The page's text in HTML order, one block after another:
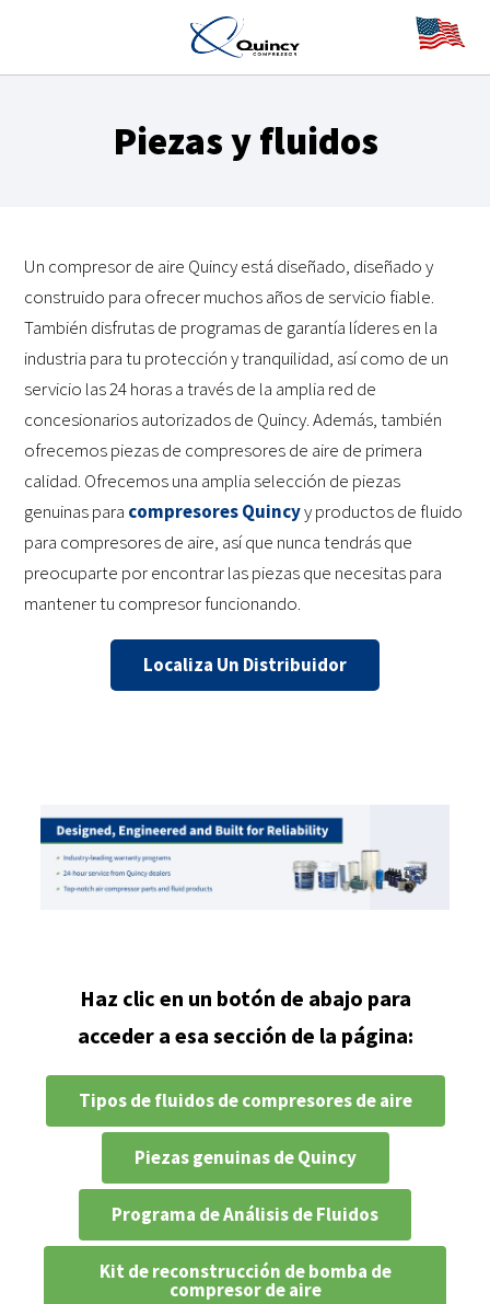
Piezas y fluidos
Un compresor de aire Quincy está diseñado, diseñado y
construido para ofrecer muchos años de servicio fiable.
También disfrutas de programas de garantía líderes en la
industria para tu protección y tranquilidad, así como de un
servicio las 24 horas a través de la amplia red de
concesionarios autorizados de Quincy. Además, también
ofrecemos piezas de compresores de aire de primera
calidad. Ofrecemos una amplia selección de piezas
genuinas para compresores Quincyy productos de fluido
para compresores de aire, así que nunca tendrás que
preocuparte por encontrar las piezas que necesitas para
mantener tu compresor funcionando.
Localiza Un Distribuidor
Haz clic en un botón de abajo para
acceder a esa sección de la página:
Tipos de fluidos de compresores de aire
Piezas genuinas de Quincy
Programa de Análisis de Fluidos
Kit de reconstrucción de bomba de
compresor de aire